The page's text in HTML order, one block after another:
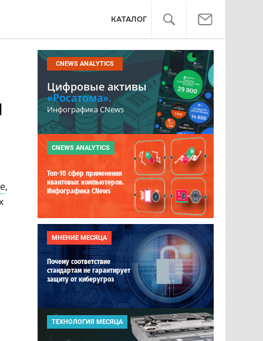
КАТАЛОГ
,
CNEWS ANALYTICS
Цифровые активы
«Росатома».
Инфографика CNews
CNEWS ANALYTICS
Топ-10 сфер применения
квантовых компьютеров.
Инфографика CNews
МНЕНИЕ МЕСЯЦА
Почему соответствие
стандартам не гарантирует
защиту от киберугроз
ТЕХНОЛОГИЯ МЕСЯЦА